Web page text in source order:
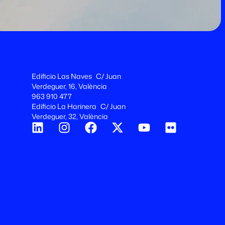
Edificio Las Naves C/ Juan
Verdeguer, 16, València
963 910 477
Edificio La Harinera C/ Juan
Verdeguer, 32, València